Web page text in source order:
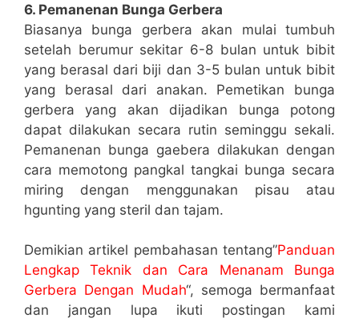
6. Pemanenan Bunga Gerbera
Biasanya bunga gerbera akan mulai tumbuh
setelah berumur sekitar 6-8 bulan untuk bibit
yang berasal dari biji dan 3-5 bulan untuk bibit
yang berasal dari anakan. Pemetikan bunga
gerbera yang akan dijadikan bunga potong
dapat dilakukan secara rutin seminggu sekali.
Pemanenan bunga gaebera dilakukan dengan
cara memotong pangkal tangkai bunga secara
miring dengan menggunakan pisau atau
hgunting yang steril dan tajam.
Demikian artikel pembahasan tentang”Panduan
Lengkap Teknik dan Cara Menanam Bunga
Gerbera Dengan Mudah“, semoga bermanfaat
dan jangan lupa ikuti postingan kami